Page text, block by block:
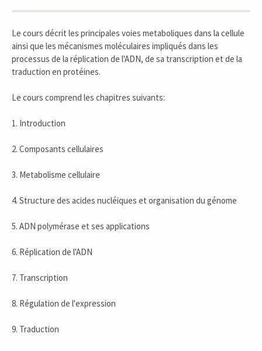
Le cours décrit les principales voies metaboliques dans la cellule
ainsi que les mécanismes moléculaires impliqués dans les
processus de la réplication de l'ADN, de sa transcription et de la
traduction en protéines.
Le cours comprend les chapitres suivants:
1. Introduction
2. Composants cellulaires
3. Metabolisme cellulaire
4. Structure des acides nucléiques et organisation du génome
5. ADN polymérase et ses applications
6. Réplication de l'ADN
7. Transcription
8. Régulation de l'expression
9. Traduction